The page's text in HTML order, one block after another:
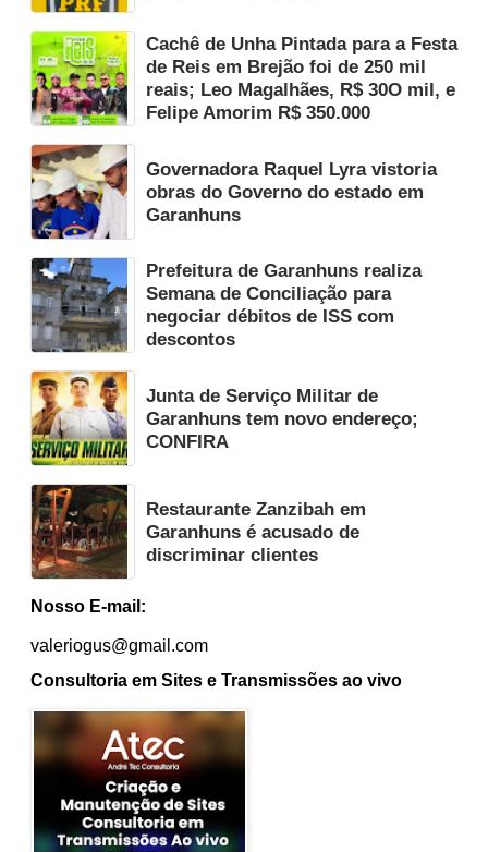
Cachê de Unha Pintada para a Festa
de Reis em Brejão foi de 250 mil
reais; Leo Magalhães, R$ 30O mil, e
Felipe Amorim R$ 350.000
Governadora Raquel Lyra vistoria
obras do Governo do estado em
Garanhuns
Prefeitura de Garanhuns realiza
Semana de Conciliação para
negociar débitos de ISS com
descontos
Junta de Serviço Militar de
Garanhuns tem novo endereço;
CONFIRA
Restaurante Zanzibah em
Garanhuns é acusado de
discriminar clientes
Nosso E-mail:
valeriogus@gmail.com
Consultoria em Sites e Transmissões ao vivo